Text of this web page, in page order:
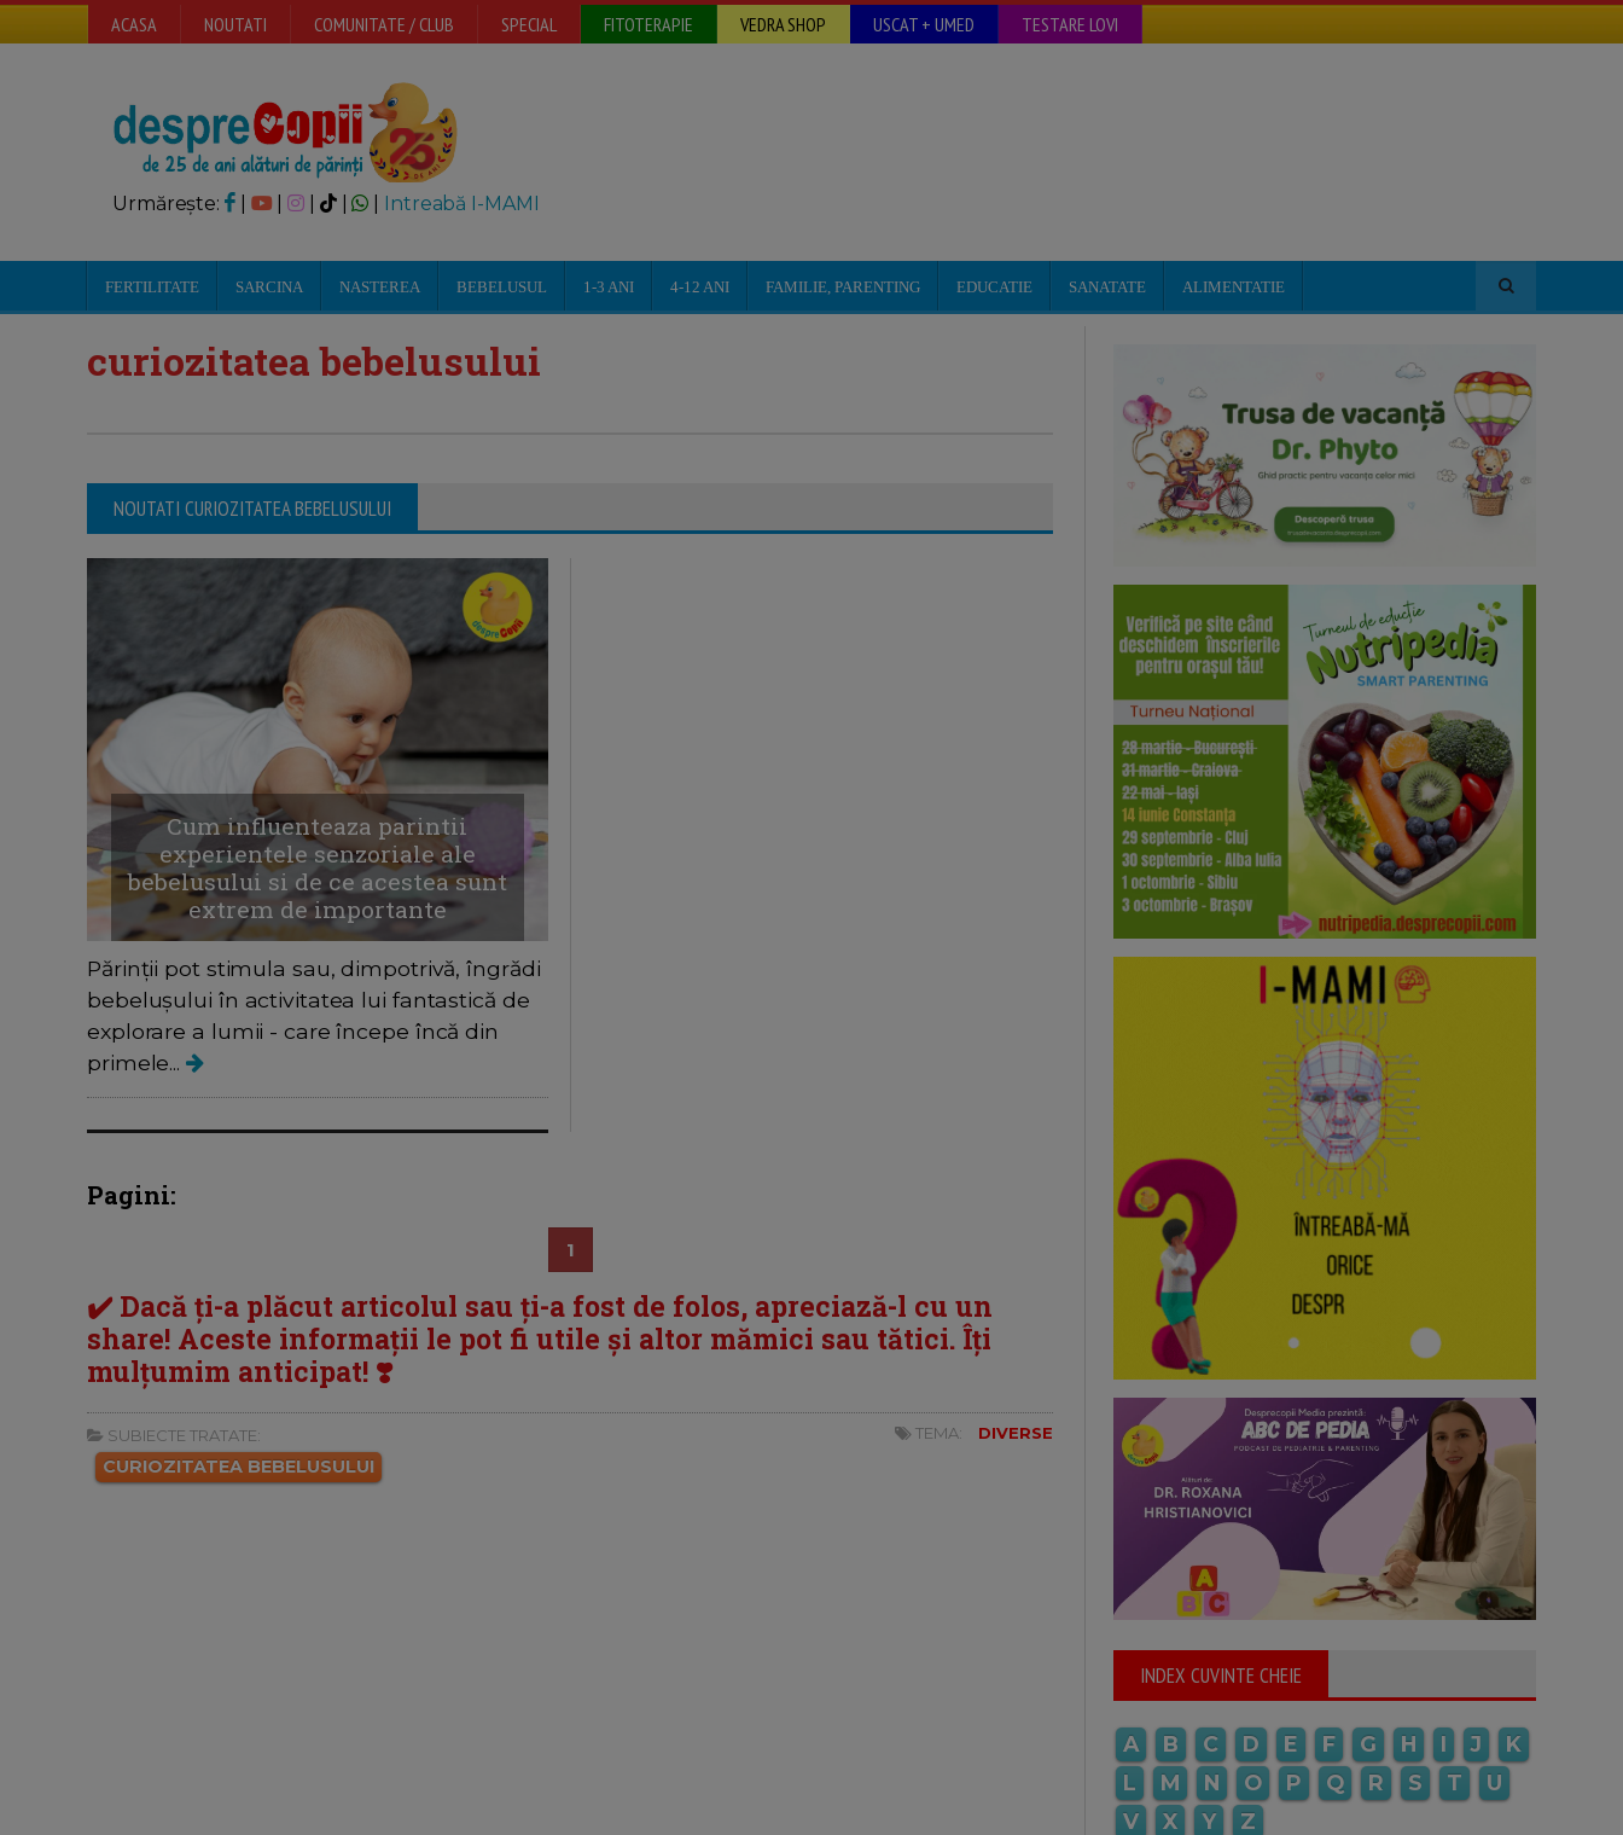
ACASA NOUTATI COMUNITATE / CLUB SPECIAL FITOTERAPIE VEDRA SHOP USCAT + UMED TESTARE LOVI
Urmărește: | | Intreabă I-MAMI
FERTILITATE SARCINA NASTEREA BEBELUSUL 1-3 ANI 4-12 ANI FAMILIE, PARENTING EDUCATIE SANATATE ALIMENTATIE
curiozitatea bebelusului
NOUTATI CURIOZITATEA BEBELUSULUI
Cum influenteaza parintii
experientele senzoriale ale
bebelusului si de ce acestea sunt
extrem de importante
Părinții pot stimula sau, dimpotrivă, îngrădi
bebelușului în activitatea lui fantastică de
explorare a lumii - care începe încă din
primele...
Pagini:
1
✔️ Dacă ți-a plăcut articolul sau ți-a fost de folos, apreciază-l cu un
share! Aceste informații le pot fi utile și altor mămici sau tătici. Îți
mulțumim anticipat! ❣️
SUBIECTE TRATATE:
CURIOZITATEA BEBELUSULUI
TEMA: DIVERSE
INDEX CUVINTE CHEIE
A B C D E F G H I J
K
L
M N O P Q R S T
U
V
X Y Z